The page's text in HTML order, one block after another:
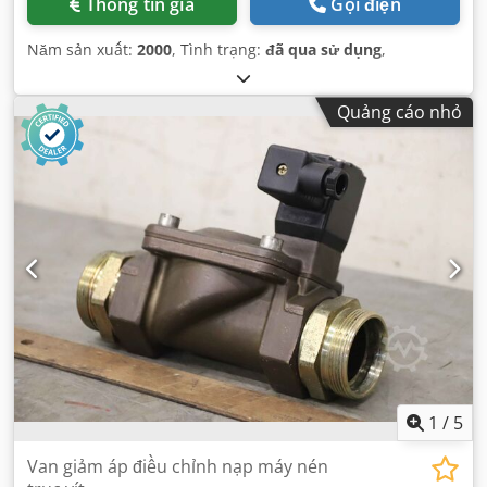
Năm sản xuất: 2000, Tình trạng: đã qua sử dụng,
Quảng cáo nhỏ
1 / 5
Van giảm áp điều chỉnh nạp máy nén